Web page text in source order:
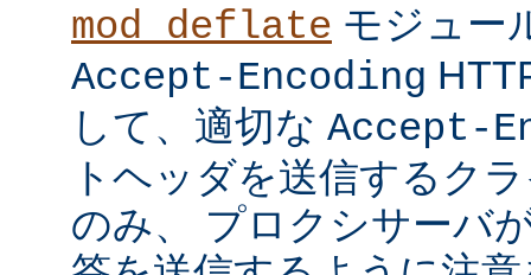
mod_deflate モジュー
Accept-Encoding
して、適切な Accept-
トヘッダを送信するク
のみ、 プロクシサーバ